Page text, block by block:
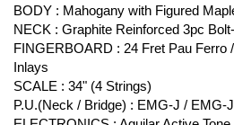
BODY : Mahogany with Figured
NECK : Graphite Reinforced 3pc
FINGERBOARD : 24 Fret Pau Ferro
Inlays
SCALE : 34" (4 Strings)
P.U.(Neck / Bridge) : EMG-J / EMG-J